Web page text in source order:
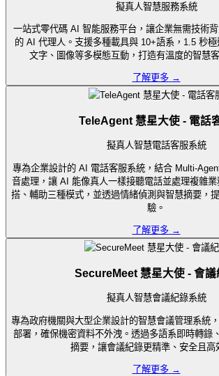
擬真人智慧服務系統
一站式零代碼 AI 智能服務平台，讓企業無需技術
的 AI 代理人。支援多種載具與 10+語系，1.5 秒極
文字、圖像等多模態互動，打造有溫度的智慧
了解更多 →
TeleAgent 慧星大使 - 電話
擬真人智慧電話客服系統
專為企業設計的 AI 電話客服系統，結合 Multi-
音處理，讓 AI 能像真人一樣接聽電話並處理複雜
搭、輔助三種模式，並透過情緒偵測與智慧摘要，
驗。
了解更多 →
SecureMeet 慧星大使 - 會議
擬真人智慧會議紀錄系統
專為政府機關與大型企業設計的智慧會議管理系統
部署，確保機密資料不外洩。透過多語系即時轉錄
摘要，讓會議紀錄更精準、安全且高
了解更多 →